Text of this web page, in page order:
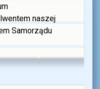
naszej
Samorządu